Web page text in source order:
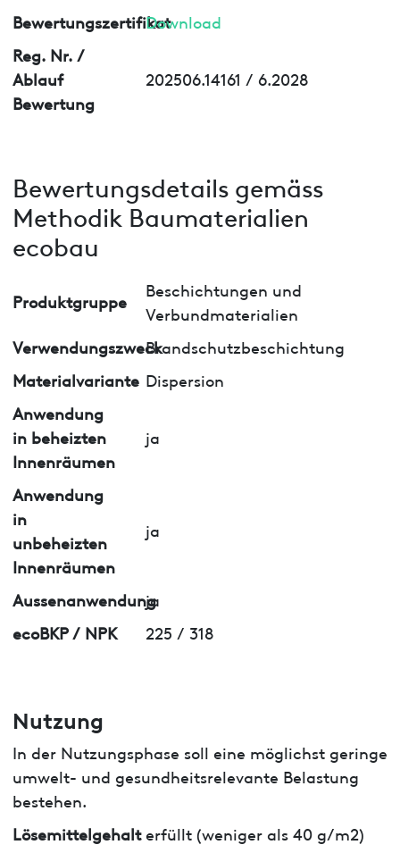
BewertungszertifikatDownload
Reg. Nr. /
Ablauf
Bewertung
202506.14161 / 6.2028
Bewertungsdetails gemäss
Methodik Baumaterialien
ecobau
Produktgruppe
Beschichtungen und
Verbundmaterialien
VerwendungszweckBrandschutzbeschichtung
Materialvariante Dispersion
Anwendung
in beheizten
Innenräumen
ja
Anwendung
in
unbeheizten
Innenräumen
ja
Aussenanwendung
ja
ecoBKP / NPK
225 / 318
Nutzung
In der Nutzungsphase soll eine möglichst geringe
umwelt- und gesundheitsrelevante Belastung
bestehen.
Lösemittelgehalt erfüllt (weniger als 40 g/m2)